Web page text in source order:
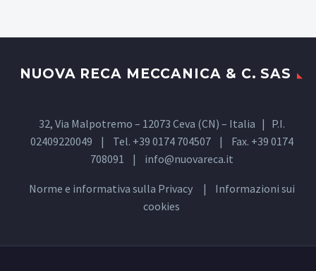
NUOVA RECA MECCANICA & C. SAS
32, Via Malpotremo – 12073 Ceva (CN) – Italia | P.I.
02409220049 | Tel. +39 0174 704507 | Fax. +39 0174
708091 | info@nuovareca.it
Norme e informativa sulla Privacy| Informazioni sui
cookies